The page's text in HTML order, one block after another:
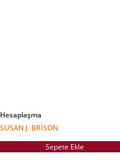
Hesaplaşma
SUSAN J. BRISON
Sepete Ekle